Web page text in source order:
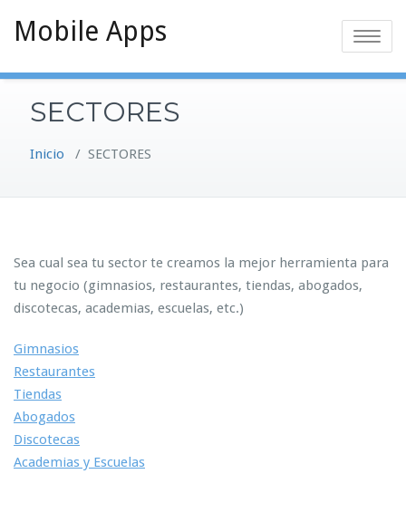
Mobile Apps Alternar
SECTORES
Inicio / SECTORES
Sea cual sea tu sector te creamos la mejor herramienta para
tu negocio (gimnasios, restaurantes, tiendas, abogados,
discotecas, academias, escuelas, etc.)
Gimnasios
Restaurantes
Tiendas
Abogados
Discotecas
Academias y Escuelas